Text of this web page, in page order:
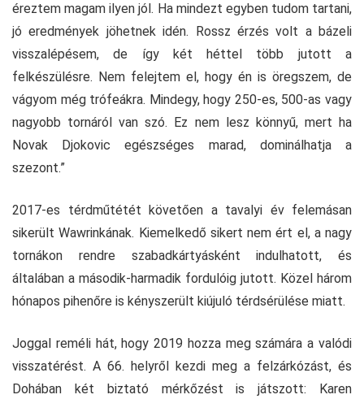
éreztem magam ilyen jól. Ha mindezt egyben tudom tartani,
jó eredmények jöhetnek idén. Rossz érzés volt a bázeli
visszalépésem, de így két héttel több jutott a
felkészülésre. Nem felejtem el, hogy én is öregszem, de
vágyom még trófeákra. Mindegy, hogy 250-es, 500-as vagy
nagyobb tornáról van szó. Ez nem lesz könnyű, mert ha
Novak Djokovic egészséges marad, dominálhatja a
szezont.”
2017-es térdműtétét követően a tavalyi év felemásan
sikerült Wawrinkának. Kiemelkedő sikert nem ért el, a nagy
tornákon rendre szabadkártyásként indulhatott, és
általában a második-harmadik fordulóig jutott. Közel három
hónapos pihenőre is kényszerült kiújuló térdsérülése miatt.
Joggal reméli hát, hogy 2019 hozza meg számára a valódi
visszatérést. A 66. helyről kezdi meg a felzárkózást, és
Dohában két biztató mérkőzést is játszott: Karen